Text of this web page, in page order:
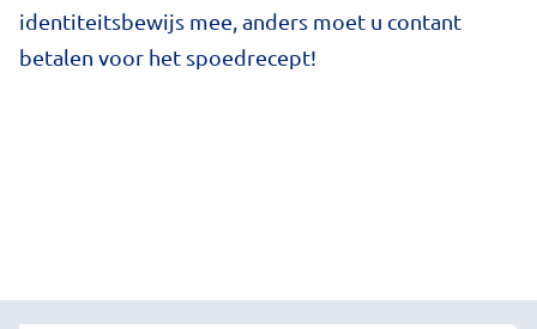
identiteitsbewijs mee, anders moet u contant
betalen voor het spoedrecept!